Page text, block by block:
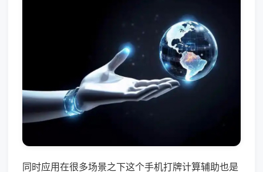
同时应用在很多场景之下这个手机打牌计算辅助也是